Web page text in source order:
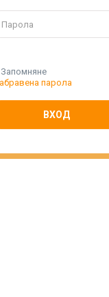
Запомняне
парола
ВХОД